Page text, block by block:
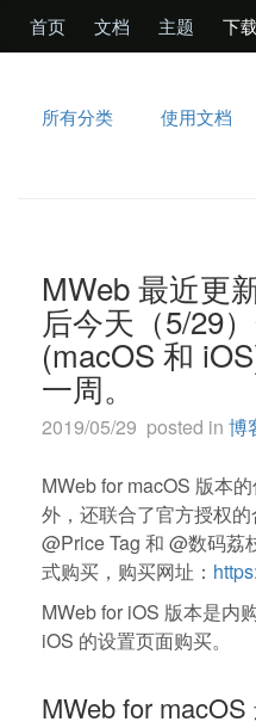
首页 文档 主题 下载
所有分类 使用文档
MWeb 最近更
后今天（5/29
(macOS 和
一周。
2019/05/29 posted in 博
MWeb for macOS 版本
外，还联合了官方授权的
@Price Tag 和 @数码
式购买，购买网址：
MWeb for iOS 版本是内
iOS 的设置页面购买。
MWeb for